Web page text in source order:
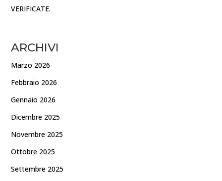
VERIFICATE.
ARCHIVI
Marzo 2026
Febbraio 2026
Gennaio 2026
Dicembre 2025
Novembre 2025
Ottobre 2025
Settembre 2025